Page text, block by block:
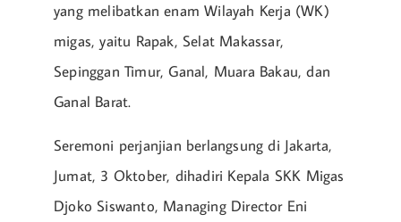
yang melibatkan enam Wilayah Kerja (WK)
migas, yaitu Rapak, Selat Makassar,
Sepinggan Timur, Ganal, Muara Bakau, dan
Ganal Barat.
Seremoni perjanjian berlangsung di Jakarta,
Jumat, 3 Oktober, dihadiri Kepala SKK Migas
Djoko Siswanto, Managing Director Eni